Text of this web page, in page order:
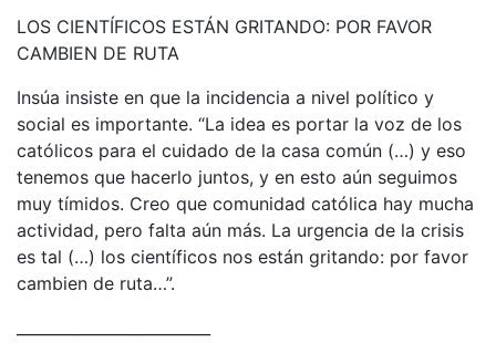
LOS CIENTÍFICOS ESTÁN GRITANDO: POR FAVOR
CAMBIEN DE RUTA
Insúa insiste en que la incidencia a nivel político y
social es importante. “La idea es portar la voz de los
católicos para el cuidado de la casa común (…) y eso
tenemos que hacerlo juntos, y en esto aún seguimos
muy tímidos. Creo que comunidad católica hay mucha
actividad, pero falta aún más. La urgencia de la crisis
es tal (…) los científicos nos están gritando: por favor
cambien de ruta…”.